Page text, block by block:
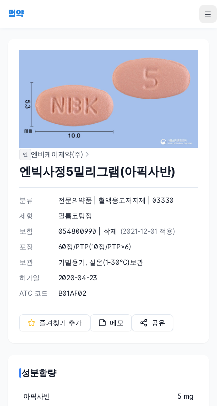
먼약
엔 엔비케이제약(주)
엔빅사정5밀리그램(아픽사반)
분류
전문의약품 | 혈액응고저지제 | 03330
제형
필름코팅정
보험
054800990 | 삭제 (2021-12-01 적용)
포장
60정/PTP(10정/PTP×6)
보관
기밀용기, 실온(1-30℃)보관
허가일
2020-04-23
ATC 코드
B01AF02
즐겨찾기 추가 메모 공유
성분함량
아픽사반 5 mg